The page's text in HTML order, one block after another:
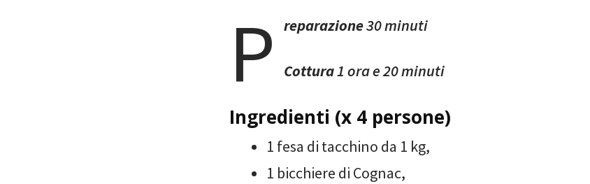
P reparazione30 minuti
Cottura1 ora e 20 minuti
Ingredienti (x 4 persone)
1 fesa di tacchino da 1 kg,
1 bicchiere di Cognac,